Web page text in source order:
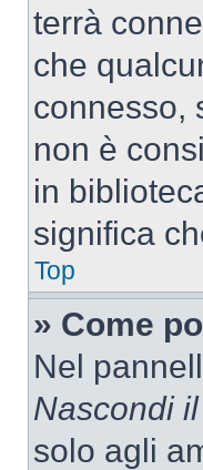
terrà
che
connesso,
non è
in
significa
Top
» Come
Nel
Nascondi
solo agli